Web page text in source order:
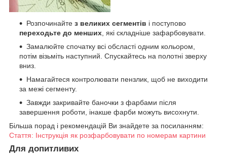
Розпочинайте з великих сегментів і поступово
переходьте до менших , які складніше зафарбовувати.
Замалюйте спочатку всі обсласті одним кольором,
потім візьміть наступний. Спускайтесь на полотні зверху
вниз.
Намагайтеся контролювати пензлик, щоб не виходити
за межі сегменту.
Завжди закривайте баночки з фарбами після
завершення роботи, інакше фарби можуть висохнути.
Більша порад і рекомендацій Ви знайдете за посиланням:
Стаття: Інструкція як розфарбовувати по номерам картини
Для допитливих